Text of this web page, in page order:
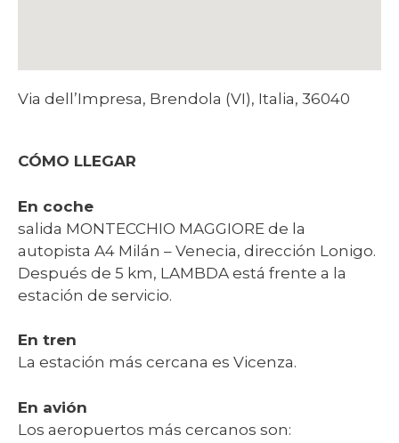
Via dell’Impresa, Brendola (VI), Italia, 36040
CÓMO LLEGAR
En coche
salida MONTECCHIO MAGGIORE de la
autopista A4 Milán – Venecia, dirección Lonigo.
Después de 5 km, LAMBDA está frente a la
estación de servicio.
En tren
La estación más cercana es Vicenza.
En avión
Los aeropuertos más cercanos son: